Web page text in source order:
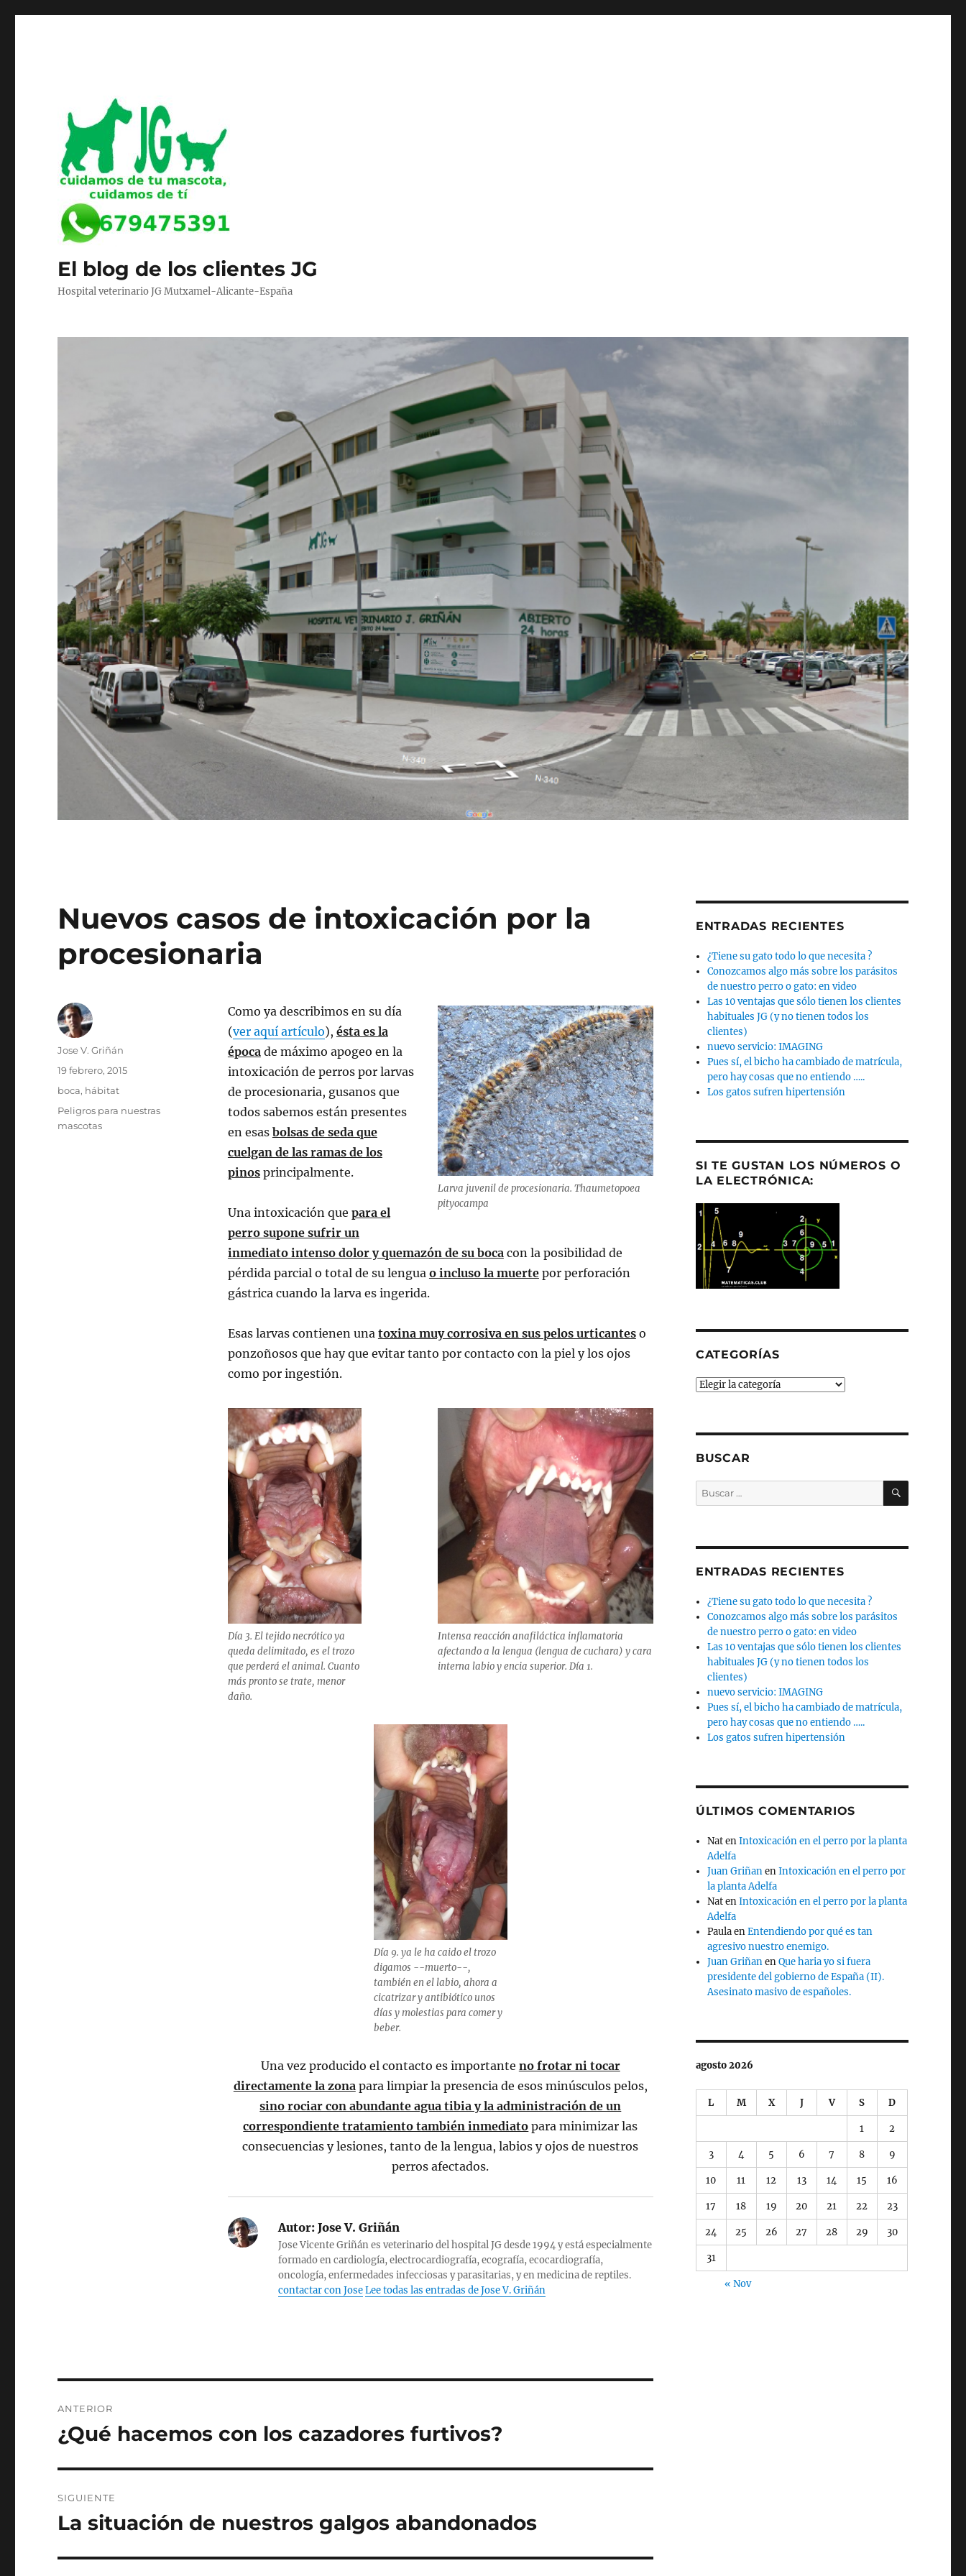
El blog de los clientes JG
Hospital veterinario JG Mutxamel-Alicante-España
Nuevos casos de intoxicación por la
procesionaria
Larva juvenil de procesionaria. Thaumetopoea
pityocampa
Como ya describimos en su día
(ver aquí artículo), ésta es la
época de máximo apogeo en la
intoxicación de perros por larvas
de procesionaria, gusanos que
todos sabemos están presentes
en esas bolsas de seda que
cuelgan de las ramas de los
pinosprincipalmente.
Una intoxicación que para el
perro supone sufrir un
inmediato intenso dolor y quemazón de su boca con la posibilidad de
pérdida parcial o total de su lengua o incluso la muertepor perforación
gástrica cuando la larva es ingerida.
Esas larvas contienen una toxina muy corrosiva en sus pelos urticanteso
ponzoñosos que hay que evitar tanto por contacto con la piel y los ojos
como por ingestión.
Intensa reacción anafiláctica inflamatoria
afectando a la lengua (lengua de cuchara) y cara
interna labio y encia superior. Día 1.
Día 3. El tejido necrótico ya
queda delimitado, es el trozo
que perderá el animal. Cuanto
más pronto se trate, menor
daño.
Día 9. ya le ha caido el trozo
digamos --muerto--,
también en el labio, ahora a
cicatrizar y antibiótico unos
días y molestias para comer y
beber.
Una vez producido el contacto es importante no frotar ni tocar
directamente la zona para limpiar la presencia de esos minúsculos pelos,
sino rociar con abundante agua tibia y la administración de un
correspondiente tratamiento también inmediato para minimizar las
consecuencias y lesiones, tanto de la lengua, labios y ojos de nuestros
perros afectados.
Autor:Jose V. Griñán
Jose Vicente Griñán es veterinario del hospital JG desde 1994 y está especialmente
formado en cardiología, electrocardiografía, ecografía, ecocardiografía,
oncología, enfermedades infecciosas y parasitarias, y en medicina de reptiles.
contactar con JoseLee todas las entradas de Jose V. Griñán
Autor
Jose V. Griñán
Publicado
el
19 febrero, 2015
Categorías
boca, hábitat
Etiquetas
Peligros para nuestras
mascotas
de
ANTERIOR
Entrada
¿Qué hacemos con los cazadores furtivos?
SIGUIENTE
Entrada
La situación de nuestros galgos abandonados
ENTRADAS RECIENTES
¿Tiene su gato todo lo que necesita ?
Conozcamos algo más sobre los parásitos
de nuestro perro o gato: en video
Las 10 ventajas que sólo tienen los clientes
habituales JG (y no tienen todos los
clientes)
nuevo servicio: IMAGING
Pues sí, el bicho ha cambiado de matrícula,
pero hay cosas que no entiendo …..
Los gatos sufren hipertensión
SI TE GUSTAN LOS NÚMEROS O
LA ELECTRÓNICA:
CATEGORÍAS
Categorías
BUSCAR
Buscar
por:
BUSCAR
ENTRADAS RECIENTES
¿Tiene su gato todo lo que necesita ?
Conozcamos algo más sobre los parásitos
de nuestro perro o gato: en video
Las 10 ventajas que sólo tienen los clientes
habituales JG (y no tienen todos los
clientes)
nuevo servicio: IMAGING
Pues sí, el bicho ha cambiado de matrícula,
pero hay cosas que no entiendo …..
Los gatos sufren hipertensión
ÚLTIMOS COMENTARIOS
NatenIntoxicación en el perro por la planta
Adelfa
Juan GriñanenIntoxicación en el perro por
la planta Adelfa
NatenIntoxicación en el perro por la planta
Adelfa
PaulaenEntendiendo por qué es tan
agresivo nuestro enemigo.
Juan GriñanenQue haria yo si fuera
presidente del gobierno de España (II).
Asesinato masivo de españoles.
agosto 2026
L M X J V S D
1 2
3 4 5 6 7 8 9
10 11 12 13 14 15 16
17 18 19 20 21 22 23
24 25 26 27 28 29 30
31
« Nov